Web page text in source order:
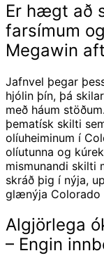
Er hægt að
farsímum
Megawin
Jafnvel þegar
hjólin þín, þá
með háum
þematísk skilti
olíuheiminum í
olíutunna og
mismunandi skilti
skráð þig í nýja,
glænýja Colorado
Algjörlega
– Engin